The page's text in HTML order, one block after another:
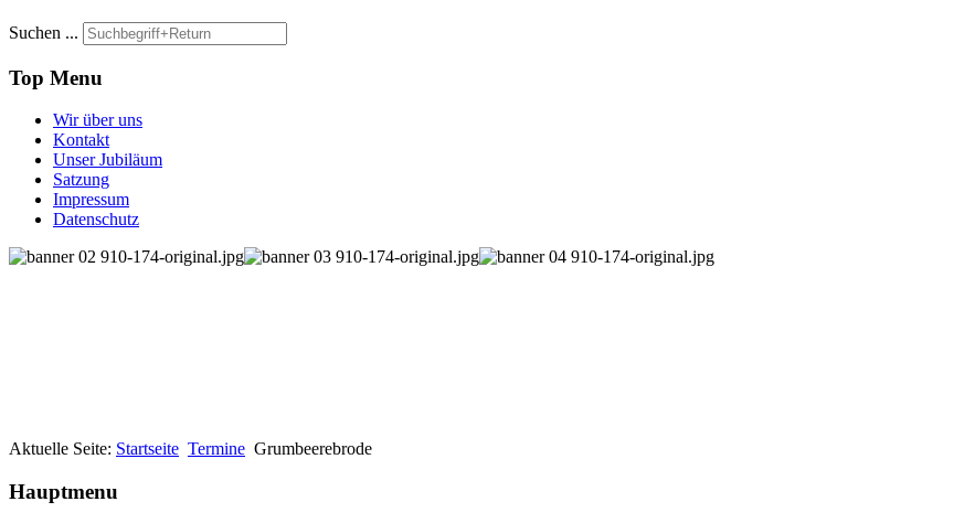
Suchen ...
Top Menu
Wir über uns
Kontakt
Unser Jubiläum
Satzung
Impressum
Datenschutz
Aktuelle Seite: Startseite Termine Grumbeerebrode
Hauptmenu